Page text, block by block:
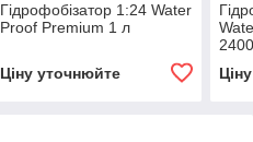
Гідрофобізатор 1:24 Water
Proof Premium 1 л
Ціну уточнюйте